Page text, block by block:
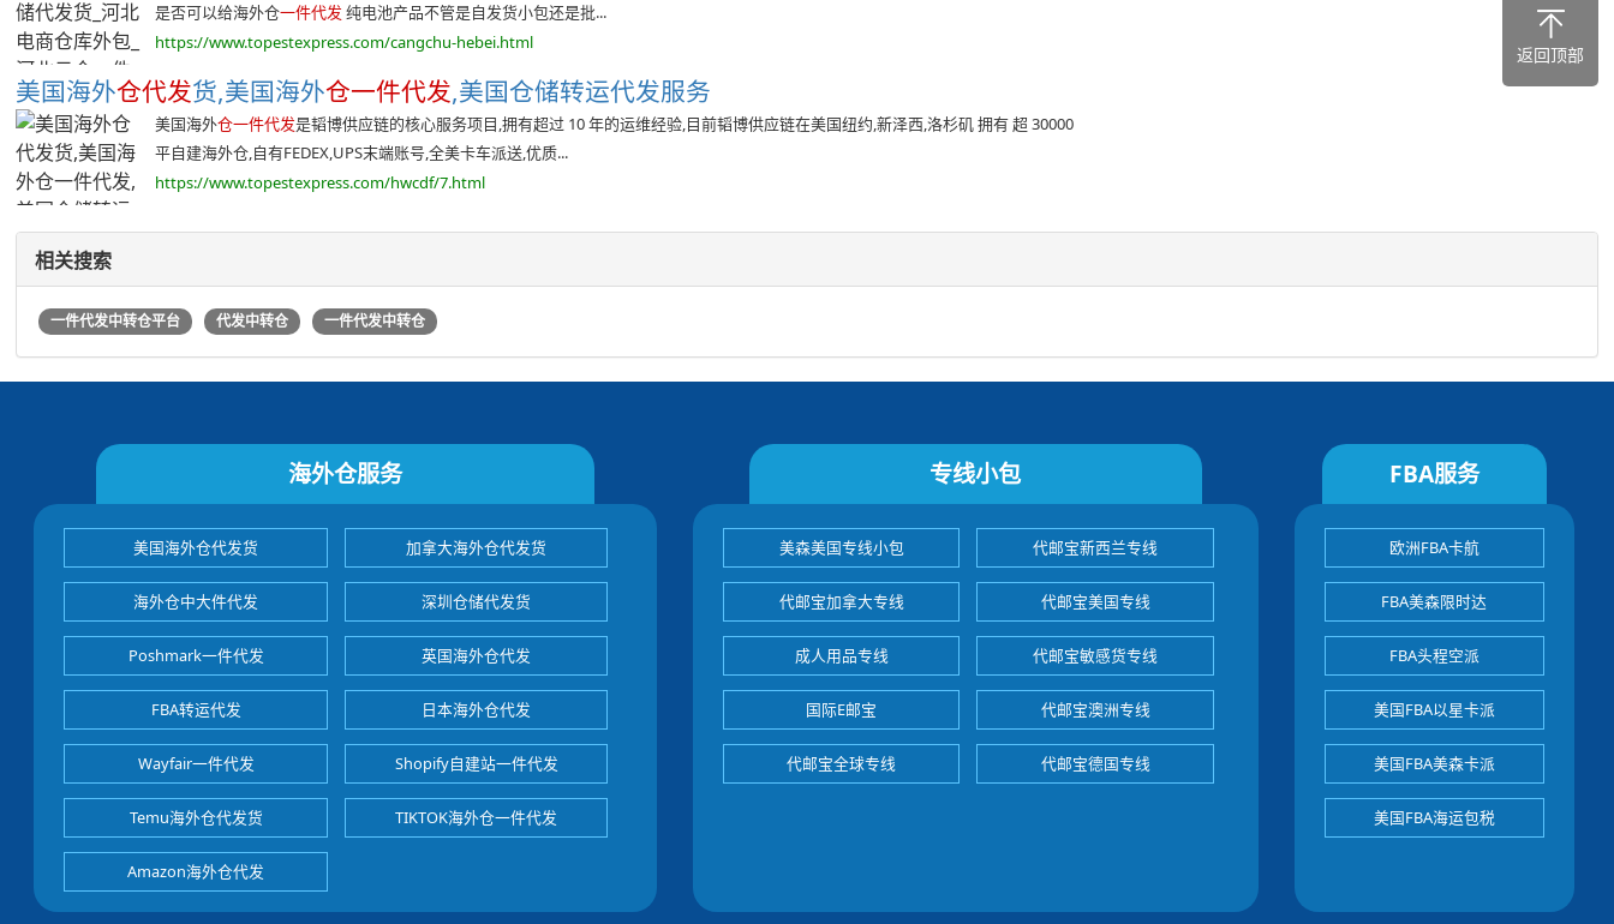
是否可以给海外仓一件代发 纯电池产品不管是自发货小包还是批...
https://www.topestexpress.com/cangchu-hebei.html
美国海外仓代发货,美国海外仓一件代发,美国仓储转运代发服务
美国海外仓一件代发是韬博供应链的核心服务项目,拥有超过 10 年的运维经验,目前韬博供应链在美国纽约,新泽西,洛杉矶 拥有 超 30000
平自建海外仓,自有FEDEX,UPS末端账号,全美卡车派送,优质...
https://www.topestexpress.com/hwcdf/7.html
相关搜索
一件代发中转仓平台 代发中转仓 一件代发中转仓
海外仓服务
美国海外仓代发货 加拿大海外仓代发货
海外仓中大件代发 深圳仓储代发货
Poshmark一件代发 英国海外仓代发
FBA转运代发 日本海外仓代发
Wayfair一件代发 Shopify自建站一件代发
Temu海外仓代发货 TIKTOK海外仓一件代发
Amazon海外仓代发
专线小包
美森美国专线小包 代邮宝新西兰专线
代邮宝加拿大专线 代邮宝美国专线
成人用品专线 代邮宝敏感货专线
国际E邮宝 代邮宝澳洲专线
代邮宝全球专线 代邮宝德国专线
FBA服务
欧洲FBA卡航
FBA美森限时达
FBA头程空派
美国FBA以星卡派
美国FBA美森卡派
美国FBA海运包税
返回顶部